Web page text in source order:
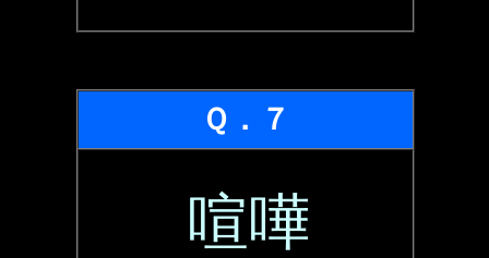
Ｑ．７
喧嘩